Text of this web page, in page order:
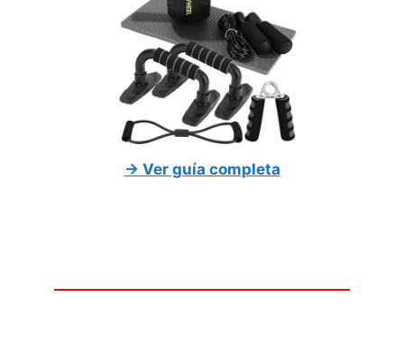
→ Ver guía completa